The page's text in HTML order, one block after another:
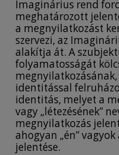
Imaginárius rend
meghatározott
a megnyilatkozást
szervezi, az
alakítja át. A
folyamatosságát
identitással
identitás, melyet a
vagy „létezésének”
megnyilatkozás
ahogyan „én”
jelentése.